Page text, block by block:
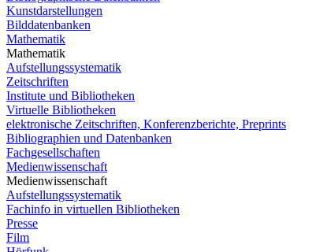
Kunstdarstellungen
Bilddatenbanken
Mathematik
Mathematik
Aufstellungssystematik
Zeitschriften
Institute und Bibliotheken
Virtuelle Bibliotheken
elektronische Zeitschriften, Konferenzberichte, Preprints
Bibliographien und Datenbanken
Fachgesellschaften
Medienwissenschaft
Medienwissenschaft
Aufstellungssystematik
Fachinfo in virtuellen Bibliotheken
Presse
Film